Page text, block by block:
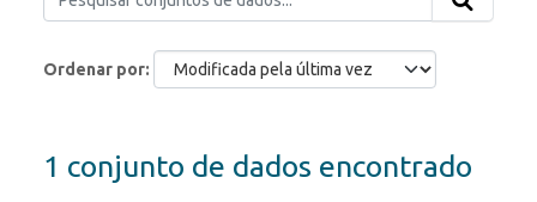
Ordenar por
1 conjunto de dados encontrado